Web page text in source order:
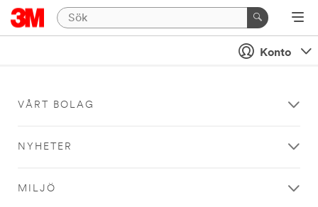
Konto
VÅRT BOLAG
NYHETER
MILJÖ